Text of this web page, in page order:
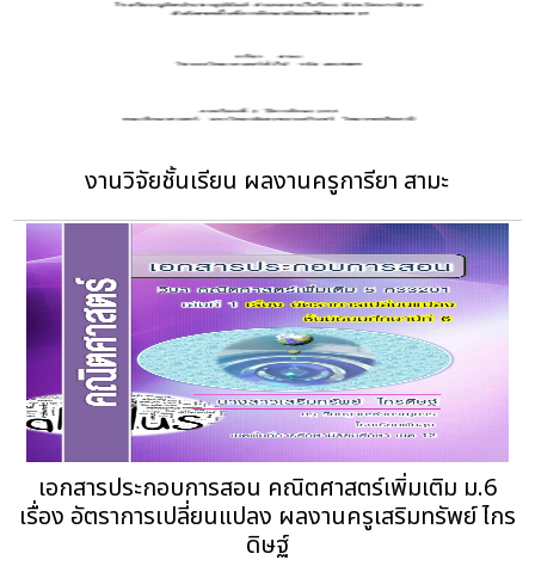
งานวิจัยชั้นเรียน‏ ผลงานครูการียา สามะ
เอกสารประกอบการสอน คณิตศาสตร์เพิ่มเติม ม.6
เรื่อง อัตราการเปลี่ยนแปลง ผลงานครูเสริมทรัพย์ ไกร
ดิษฐ์